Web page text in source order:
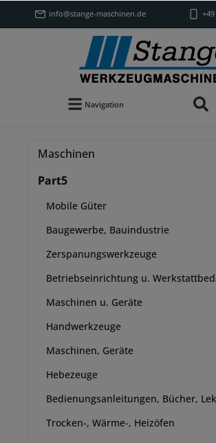
info@stange-maschinen.de
Navigation
Maschinen
Part5
Mobile Güter
Baugewerbe, Bauindustrie
Zerspanungswerkzeuge
Betriebseinrichtung u.
Maschinen u. Geräte
Handwerkzeuge
Maschinen, Geräte
Hebezeuge
Bedienungsanleitungen, Bücher,
Trocken-, Wärme-, Heizöfen